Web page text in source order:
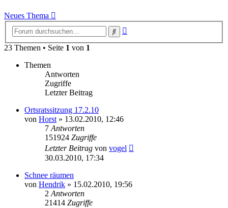
Neues Thema
Suche
23 Themen • Seite 1 von 1
Themen
Antworten
Zugriffe
Letzter Beitrag
Ortsratssitzung 17.2.10
von Horst » 13.02.2010, 12:46
7 Antworten
151924 Zugriffe
Letzter Beitrag von vogel
30.03.2010, 17:34
Schnee räumen
von Hendrik » 15.02.2010, 19:56
2 Antworten
21414 Zugriffe